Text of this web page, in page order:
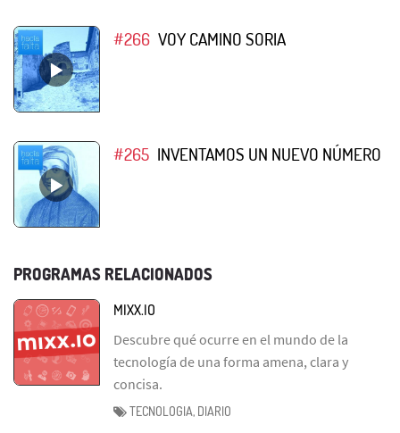
#266 VOY CAMINO SORIA
#265 INVENTAMOS UN NUEVO NÚMERO
PROGRAMAS RELACIONADOS
MIXX.IO
Descubre qué ocurre en el mundo de la
tecnología de una forma amena, clara y
concisa.
TECNOLOGIA, DIARIO